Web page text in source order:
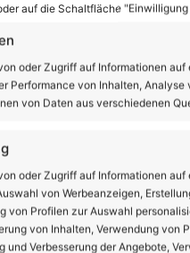
auf die Schaltfläche
oder Zugriff auf Informationen
Performance von Inhalten,
von Daten aus verschiedenen
oder Zugriff auf Informationen
von Werbeanzeigen,
von Profilen zur Auswahl
von Inhalten, Verwendung von
und Verbesserung der Angebote,